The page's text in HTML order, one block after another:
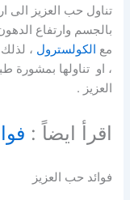
تناول حب العزيز الى
بالجسم وارتفاع
مع الكولسترول ،
، او تناولها
العزيز .
اقرأ ايضاً :
فوائد حب العزيز